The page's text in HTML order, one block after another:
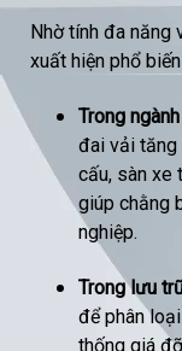
Nhờ tính đa năng
xuất hiện phổ
Trong
đai vải tăng
cấu, sàn xe
giúp chằng
nghiệp.
Trong lưu
để phân
thống giá